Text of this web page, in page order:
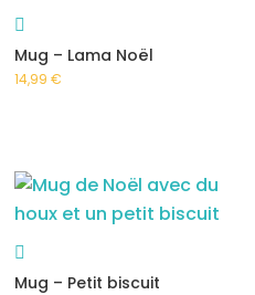
Mug – Lama Noël
14,99€
Mug – Petit biscuit